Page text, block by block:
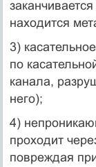
находится
3)
по
канала,
него);
4)
проходит
повреждая